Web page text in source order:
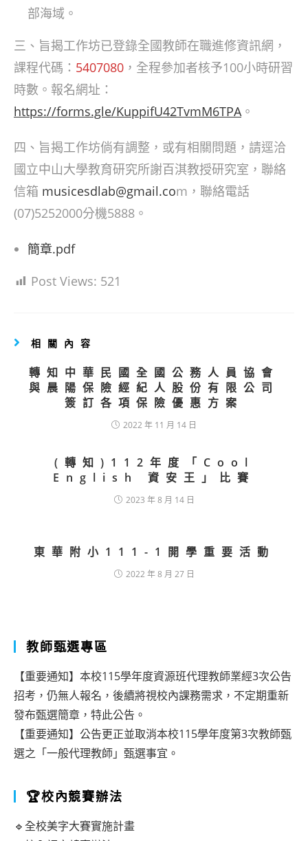
部海域。
三、旨揭工作坊已登錄全國教師在職進修資訊網，
課程代碼： 5407080 ，全程參加者核予100小時研習
時數。報名網址：
https://forms.gle/KuppifU42TvmM6TPA。
四、旨揭工作坊倘有調整，或有相關問題，請逕洽
國立中山大學教育研究所謝百淇教授研究室，聯絡
信箱 musicesdlab@gmail.com，聯絡電話
(07)5252000分機5888。
簡章.pdf
Post Views: 521
相關內容
轉知中華民國全國公務人員協會
與晨陽保險經紀人股份有限公司
簽訂各項保險優惠方案
2022 年 11 月 14 日
(轉知)112年度「Cool
English 資安王」比賽
2023 年 8 月 14 日
東華附小111-1開學重要活動
2022 年 8 月 27 日
教師甄選專區
【重要通知】本校115學年度資源班代理教師業經3次公告
招考，仍無人報名，後續將視校內課務需求，不定期重新
發布甄選簡章，特此公告。
【重要通知】公告更正並取消本校115學年度第3次教師甄
選之「一般代理教師」甄選事宜。
🏆校內競賽辦法
🔹全校美字大賽實施計畫